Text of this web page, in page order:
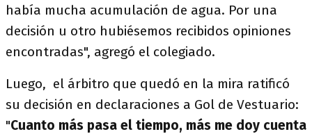
había mucha acumulación de agua. Por una
decisión u otro hubiésemos recibidos opiniones
encontradas", agregó el colegiado.
Luego, el árbitro que quedó en la mira ratificó
su decisión en declaraciones a Gol de Vestuario:
"Cuanto más pasa el tiempo, más me doy cuenta